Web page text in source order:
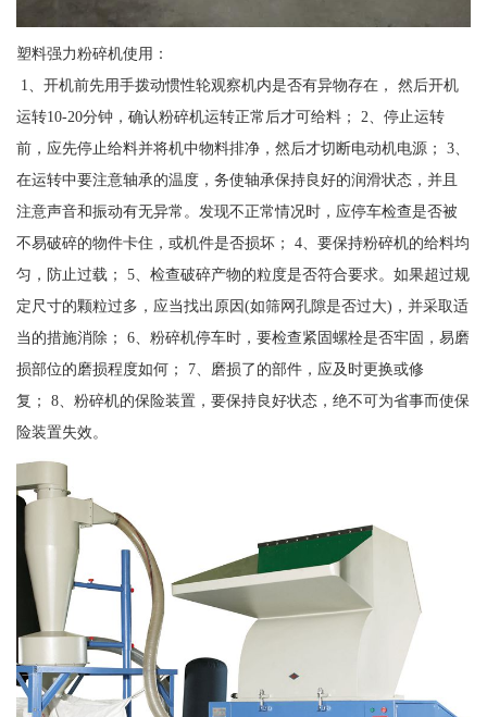
塑料强力粉碎机使用：
1、开机前先用手拨动惯性轮观察机内是否有异物存在， 然后开机
运转10-20分钟，确认粉碎机运转正常后才可给料； 2、停止运转
前，应先停止给料并将机中物料排净，然后才切断电动机电源； 3、
在运转中要注意轴承的温度，务使轴承保持良好的润滑状态，并且
注意声音和振动有无异常。发现不正常情况时，应停车检查是否被
不易破碎的物件卡住，或机件是否损坏； 4、要保持粉碎机的给料均
匀，防止过载； 5、检查破碎产物的粒度是否符合要求。如果超过规
定尺寸的颗粒过多，应当找出原因(如筛网孔隙是否过大)，并采取适
当的措施消除； 6、粉碎机停车时，要检查紧固螺栓是否牢固，易磨
损部位的磨损程度如何； 7、磨损了的部件，应及时更换或修
复； 8、粉碎机的保险装置，要保持良好状态，绝不可为省事而使保
险装置失效。